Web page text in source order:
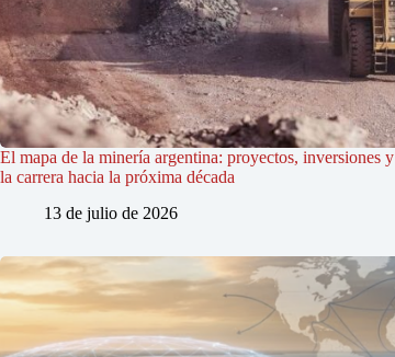
El mapa de la minería argentina: proyectos, inversiones y
la carrera hacia la próxima década
13 de julio de 2026